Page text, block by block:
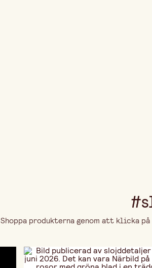
Shoppa produkterna genom att klicka